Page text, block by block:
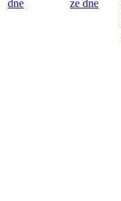
dne
ze dne